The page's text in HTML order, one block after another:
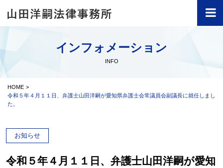
インフォメーション
INFO
HOME
令和５年４月１１日、弁護士山田洋嗣が愛知県弁護士会常議員会副議長に就任しまし
た。
お知らせ
令和５年４月１１日、弁護士山田洋嗣が愛知